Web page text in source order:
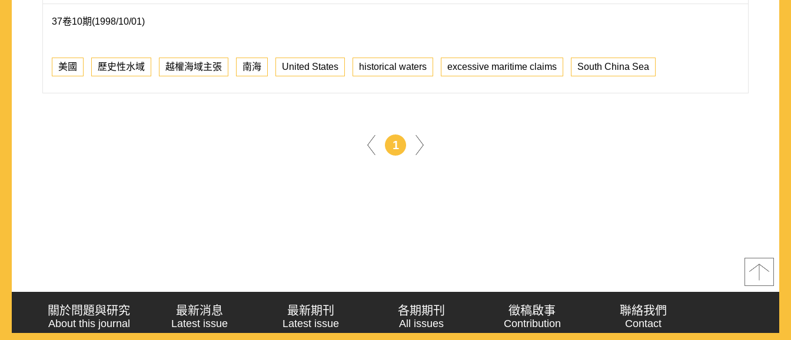
37卷10期(1998/10/01)
美國 歷史性水域 越權海域主張 南海 United States historical waters excessive maritime claims South China Sea
1
關於問題與研究
About this journal
最新消息
Latest issue
最新期刊
Latest issue
各期期刊
All issues
徵稿啟事
Contribution
聯絡我們
Contact